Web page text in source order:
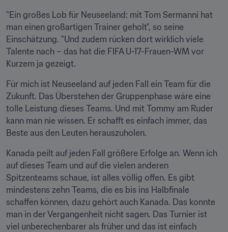
"Ein großes Lob für Neuseeland: mit Tom Sermanni hat
man einen großartigen Trainer geholt", so seine
Einschätzung. "Und zudem rücken dort wirklich viele
Talente nach – das hat die FIFA U-17-Frauen-WM vor
Kurzem ja gezeigt.
Für mich ist Neuseeland auf jeden Fall ein Team für die
Zukunft. Das Überstehen der Gruppenphase wäre eine
tolle Leistung dieses Teams. Und mit Tommy am Ruder
kann man nie wissen. Er schafft es einfach immer, das
Beste aus den Leuten herauszuholen.
Kanada peilt auf jeden Fall größere Erfolge an. Wenn ich
auf dieses Team und auf die vielen anderen
Spitzenteams schaue, ist alles völlig offen. Es gibt
mindestens zehn Teams, die es bis ins Halbfinale
schaffen können, dazu gehört auch Kanada. Das konnte
man in der Vergangenheit nicht sagen. Das Turnier ist
viel unberechenbarer als früher und das ist einfach